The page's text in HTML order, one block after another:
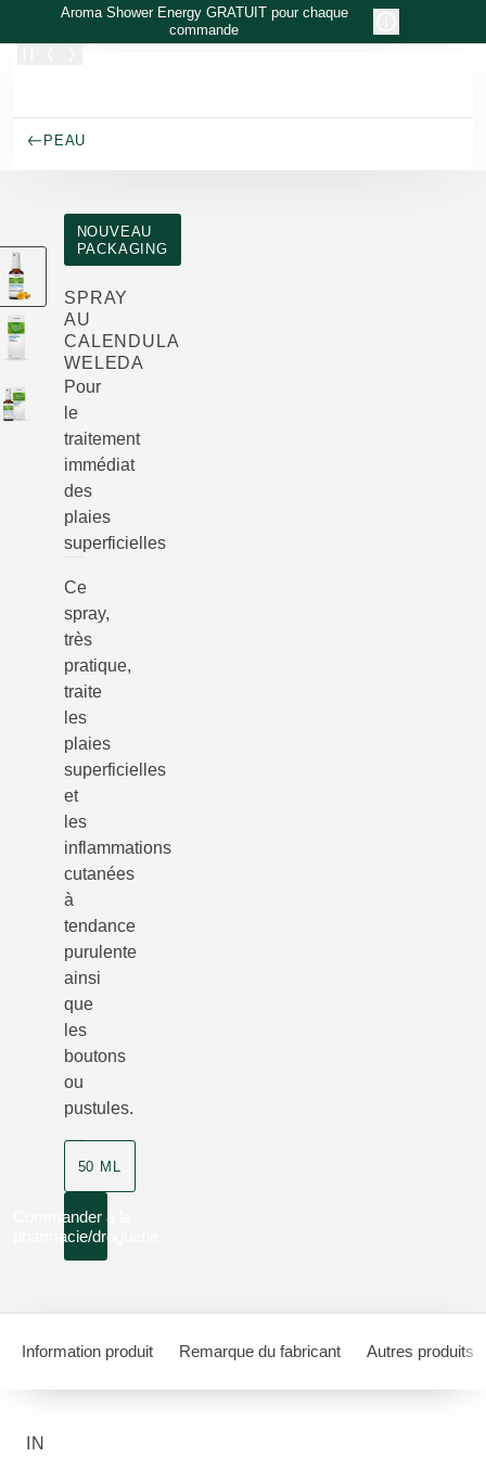
Allez au contenu principal
Aroma Shower Energy GRATUIT pour chaque
commande
PEAU
NOUVEAU
PACKAGING
SPRAY
AU
CALENDULA
WELEDA
Pour
le
traitement
immédiat
des
plaies
superficielles
Ce
spray,
très
pratique,
traite
les
plaies
superficielles
et
les
inflammations
cutanées
à
tendance
purulente
ainsi
que
les
boutons
ou
pustules.
50 ML
Commander à la
pharmacie/droguerie
Information produit Remarque du fabricant Autres produits
IN